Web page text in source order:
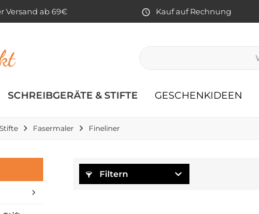
Versand ab 69€ Kauf auf Rechnung
SCHREIBGERÄTE & STIFTE GESCHENKIDEEN
Fasermaler Fineliner
Filtern